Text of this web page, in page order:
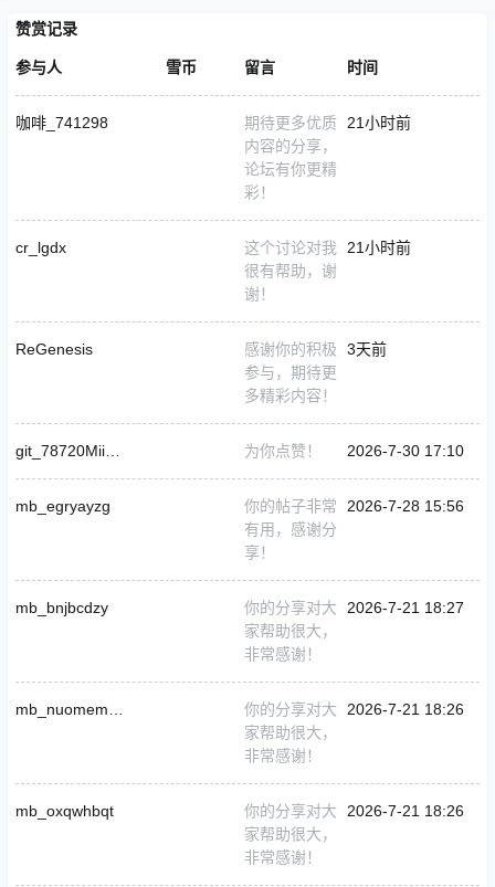
赞赏记录
参与人 雪币 留言 时间
咖啡_741298
期待更多优质
内容的分享，
论坛有你更精
彩！
21小时前
cr_lgdx
这个讨论对我
很有帮助，谢
谢！
21小时前
ReGenesis
感谢你的积极
参与，期待更
多精彩内容！
3天前
为你点赞！ 2026-7-30 17:10
mb_egryayzg
你的帖子非常
有用，感谢分
享！
2026-7-28 15:56
mb_bnjbcdzy
你的分享对大
家帮助很大，
非常感谢！
2026-7-21 18:27
你的分享对大
家帮助很大，
非常感谢！
2026-7-21 18:26
mb_oxqwhbqt
你的分享对大
家帮助很大，
非常感谢！
2026-7-21 18:26